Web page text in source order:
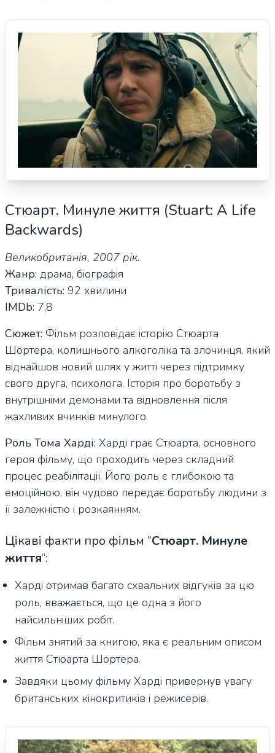
Стюарт. Минуле життя (Stuart: A Life
Backwards)
Великобританія, 2007 рік.
Жанр: драма, біографія
Тривалість: 92 хвилини
IMDb: 7,8
Сюжет: Фільм розповідає історію Стюарта
Шортера, колишнього алкоголіка та злочинця, який
віднайшов новий шлях у житті через підтримку
свого друга, психолога. Історія про боротьбу з
внутрішніми демонами та відновлення після
жахливих вчинків минулого.
Роль Тома Харді: Харді грає Стюарта, основного
героя фільму, що проходить через складний
процес реабілітації. Його роль є глибокою та
емоційною, він чудово передає боротьбу людини з
її залежністю і розкаянням.
Цікаві факти про фільм “Стюарт. Минуле
життя“:
Харді отримав багато схвальних відгуків за цю
роль, вважається, що це одна з його
найсильніших робіт.
Фільм знятий за книгою, яка є реальним описом
життя Стюарта Шортера.
Завдяки цьому фільму Харді привернув увагу
британських кінокритиків і режисерів.